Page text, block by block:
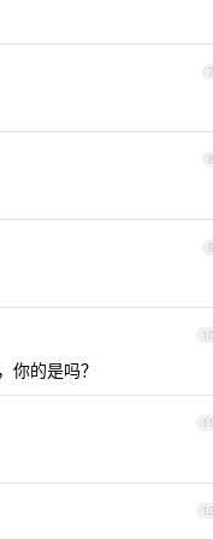
7
8
9
10
你的是吗？
11
12